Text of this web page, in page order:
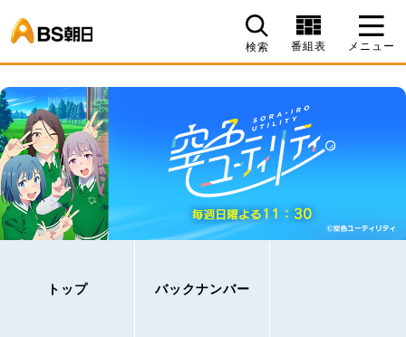
検索 番組表 メニュー
トップ バックナンバー